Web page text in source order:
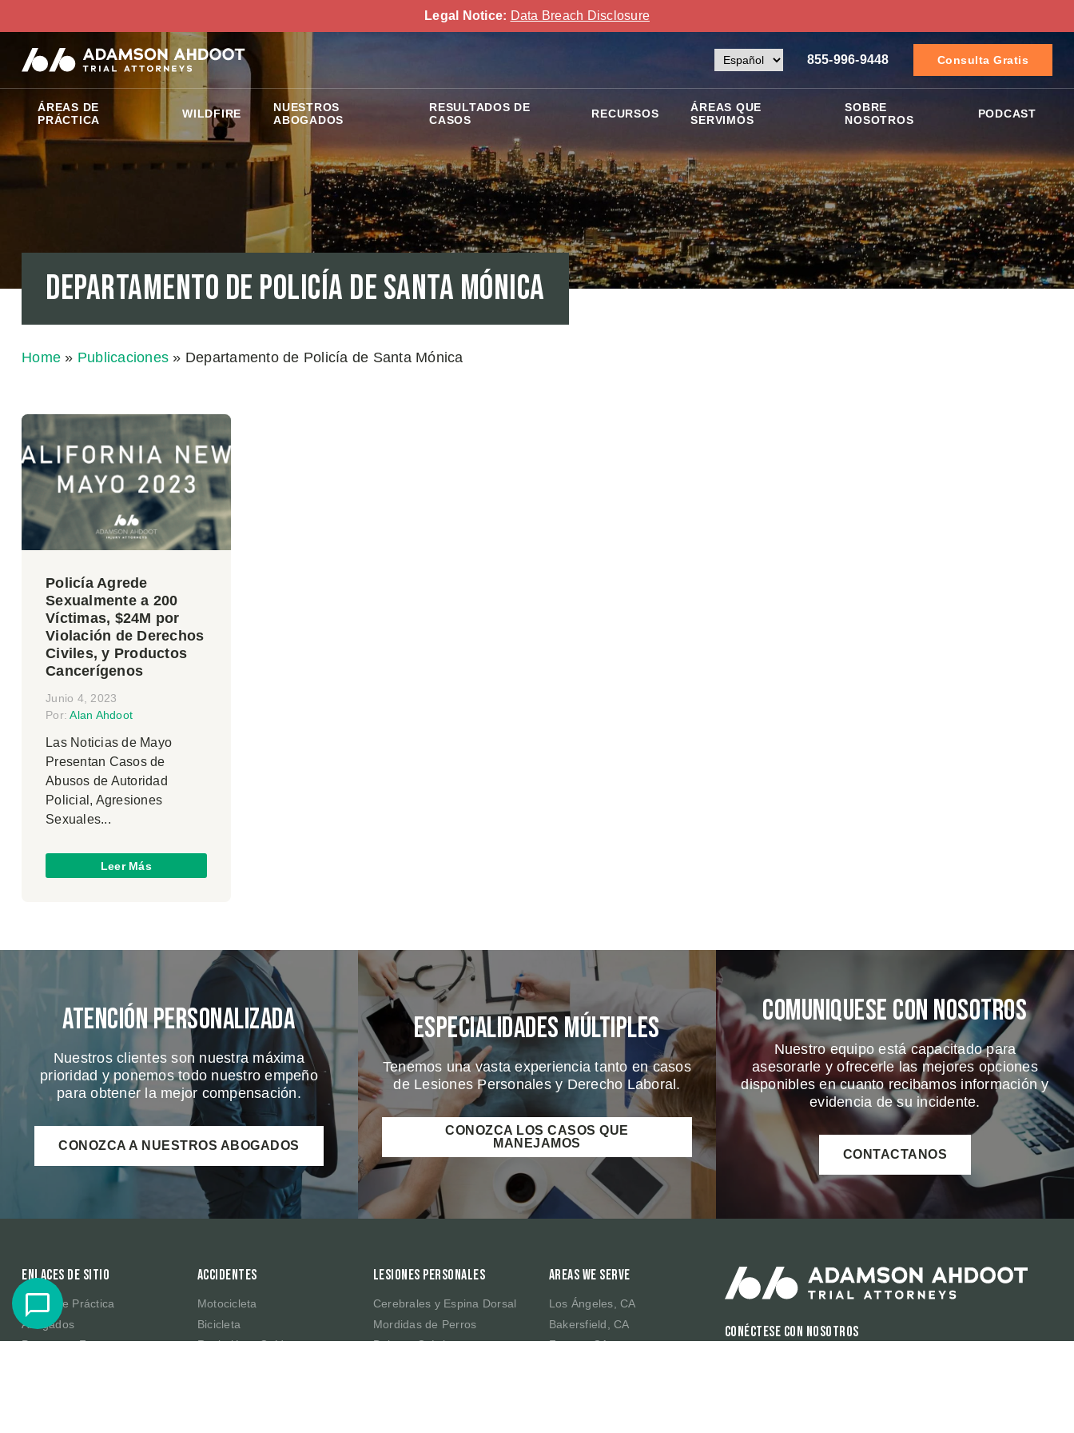
Legal Notice: Data Breach Disclosure
855-996-9448 Consulta Gratis
ÁREAS DE
PRÁCTICA
WILDFIRE
NUESTROS
ABOGADOS
RESULTADOS DE
CASOS
RECURSOS
ÁREAS QUE
SERVIMOS
SOBRE
NOSOTROS
PODCAST
Departamento de Policía de Santa Mónica
Home » Publicaciones » Departamento de Policía de Santa Mónica
Policía Agrede
Sexualmente a 200
Víctimas, $24M por
Violación de Derechos
Civiles, y Productos
Cancerígenos
Junio 4, 2023
Por:Alan Ahdoot
Las Noticias de Mayo
Presentan Casos de
Abusos de Autoridad
Policial, Agresiones
Sexuales...
Leer Más
Atención Personalizada
Nuestros clientes son nuestra máxima
prioridad y ponemos todo nuestro empeño
para obtener la mejor compensación.
CONOZCA A NUESTROS ABOGADOS
Especialidades Múltiples
Tenemos una vasta experiencia tanto en casos
de Lesiones Personales y Derecho Laboral.
CONOZCA LOS CASOS QUE
MANEJAMOS
Comuniquese Con Nosotros
Nuestro equipo está capacitado para
asesorarle y ofrecerle las mejores opciones
disponibles en cuanto recibamos información y
evidencia de su incidente.
CONTACTANOS
Enlaces de sitio
Áreas de Práctica
Abogados
Preguntas Frecuentes
Accidentes
Motocicleta
Bicicleta
Resbalón y Caída
Lesiones Personales
Cerebrales y Espina Dorsal
Mordidas de Perros
Dolores Crónicos
Areas We Serve
Los Ángeles, CA
Bakersfield, CA
Fresno, CA
Conéctese con nosotros